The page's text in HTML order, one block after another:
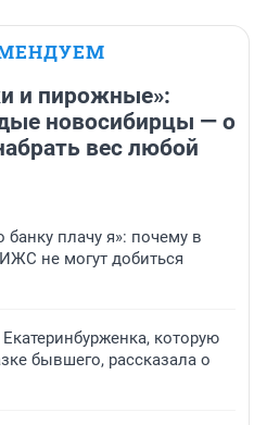
и пирожные»:
новосибирцы — о
вес любой
плачу я»: почему в
не могут добиться
которую
бывшего, рассказала о